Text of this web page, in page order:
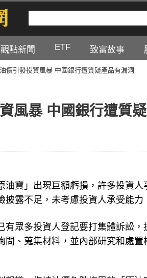
觀點新聞 ETF 致富故事
價引發投資風暴 中國銀行遭質疑產品有漏洞
風暴 中國銀行遭質
油寶」出現巨額虧損，許多投資
披露不足，未考慮投資人承受能力
有眾多投資人登記要打集體訴訟
問、蒐集材料，並內部研究和處置